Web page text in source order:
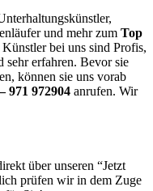
und mehr zum Top
bei uns sind Profis,
sehr erfahren. Bevor sie
können sie uns vorab
971 972904 anrufen. Wir
über unseren “Jetzt
prüfen wir in dem Zuge